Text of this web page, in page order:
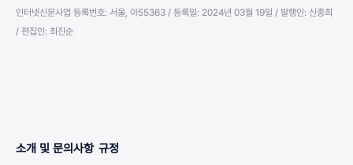
인터넷신문사업 등록번호: 서울, 아55363 / 등록일: 2024년 03월 19일 / 발행인: 신종희
/ 편집인: 최진순
소개 및 문의사항 규정